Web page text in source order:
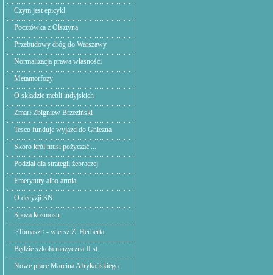
Czym jest epicykl
Pocztówka z Olsztyna
Przebudowy dróg do Warszawy
Normalizacja prawa własności
Metamorfozy
O składzie mebli indyjskich
Zmarł Zbigniew Brzeziński
Tesco funduje wyjazd do Gniezna
Skoro król musi pożyczać ...
Podział dla strategii żebraczej
Emerytury albo armia
O decyzji SN
Spoza kosmosu
>Tomasz< - wiersz Z. Herberta
Będzie szkoła muzyczna II st.
Nowe prace Marcina Afrykańskiego